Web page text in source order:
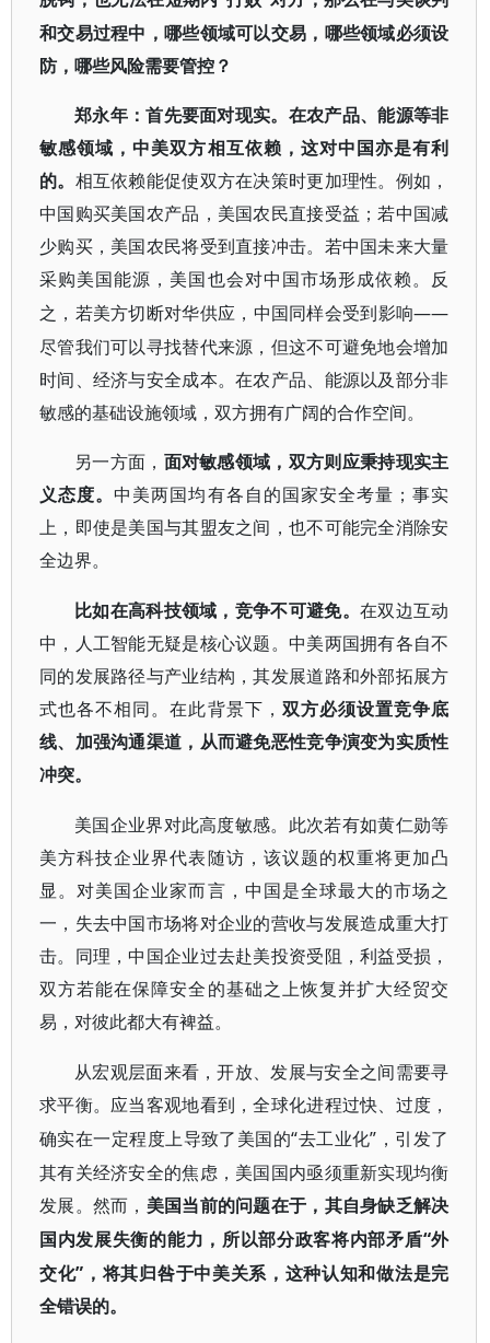
和交易过程中，哪些领域可以交易，哪些领域必须设
防，哪些风险需要管控？
郑永年：首先要面对现实。 在农产品、能源等非
敏感领域，中美双方相互依赖，这对中国亦是有利
的。 相互依赖能促使双方在决策时更加理性。例如，
中国购买美国农产品，美国农民直接受益；若中国减
少购买，美国农民将受到直接冲击。若中国未来大量
采购美国能源，美国也会对中国市场形成依赖。反
之，若美方切断对华供应，中国同样会受到影响——
尽管我们可以寻找替代来源，但这不可避免地会增加
时间、经济与安全成本。在农产品、能源以及部分非
敏感的基础设施领域，双方拥有广阔的合作空间。
另一方面， 面对敏感领域，双方则应秉持现实主
义态度。中美两国均有各自的国家安全考量；事实
上，即使是美国与其盟友之间，也不可能完全消除安
全边界。
比如在高科技领域，竞争不可避免。 在双边互动
中，人工智能无疑是核心议题。中美两国拥有各自不
同的发展路径与产业结构，其发展道路和外部拓展方
式也各不相同。在此背景下， 双方必须设置竞争底
线、加强沟通渠道，从而避免恶性竞争演变为实质性
冲突。
美国企业界对此高度敏感。此次若有如黄仁勋等
美方科技企业界代表随访，该议题的权重将更加凸
显。对美国企业家而言，中国是全球最大的市场之
一，失去中国市场将对企业的营收与发展造成重大打
击。同理，中国企业过去赴美投资受阻，利益受损，
双方若能在保障安全的基础之上恢复并扩大经贸交
易，对彼此都大有裨益。
从宏观层面来看，开放、发展与安全之间需要寻
求平衡。应当客观地看到，全球化进程过快、过度，
确实在一定程度上导致了美国的“去工业化”，引发了
其有关经济安全的焦虑，美国国内亟须重新实现均衡
发展。然而， 美国当前的问题在于，其自身缺乏解决
国内发展失衡的能力，所以部分政客将内部矛盾“外
交化”，将其归咎于中美关系，这种认知和做法是完
全错误的。